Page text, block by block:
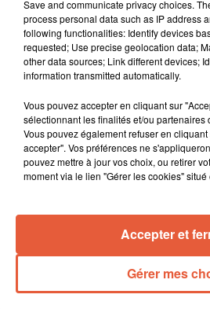
À LA UNE
électro attendue au
3 août 2026
Save and communicate privacy choices.
process personal data such as IP address
following functionalities: Identify devices
requested; Use precise geolocation data;
other data sources; Link different devices;
information transmitted automatically.
Vous pouvez accepter en cliquant sur
sélectionnant les finalités et/ou partenaires
Vous pouvez également refuser en
accepter". Vos préférences ne
pouvez mettre à jour vos choix, ou retirer
moment via le lien "Gérer les cookies"
Gérer mes
Accepter et